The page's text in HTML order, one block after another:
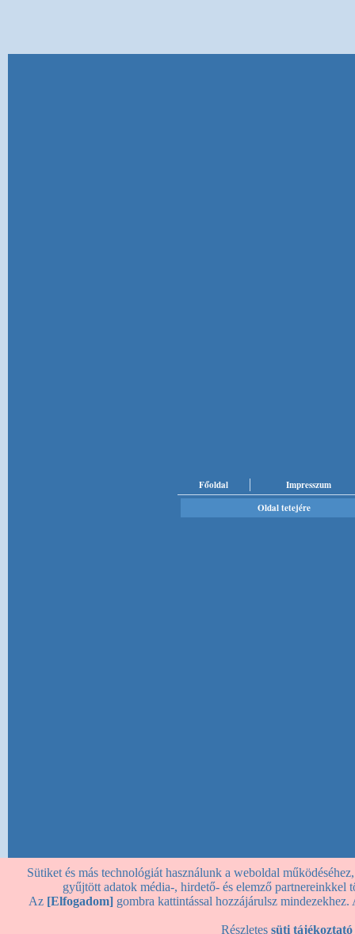
Főoldal
Impresszum
Oldal tetejére
Sütiket és más technológiát használunk a weboldal
gyűjtött adatok média-, hirdető- és elemző partnereinkkel
Az [Elfogadom] gombra kattintással hozzájárulsz
Részletes süti tájékoztató